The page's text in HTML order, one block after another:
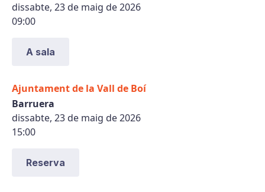
dissabte, 23 de maig de 2026
09:00
A sala
Ajuntament de la Vall de Boí
Barruera
dissabte, 23 de maig de 2026
15:00
Reserva